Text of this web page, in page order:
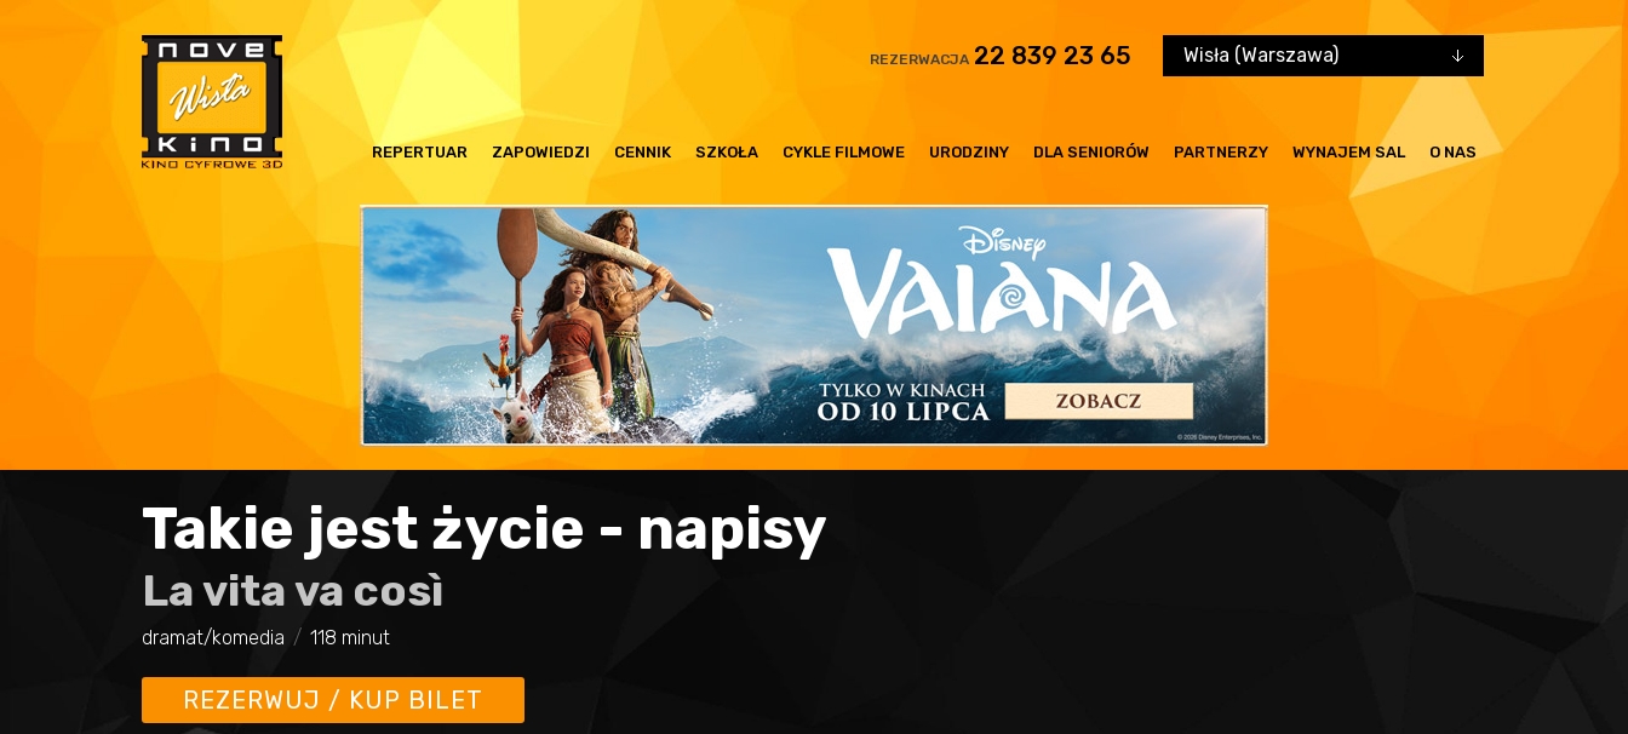
REZERWACJA 22 839 23 65 Wisła (Warszawa)
REPERTUAR ZAPOWIEDZI CENNIK SZKOŁA CYKLE FILMOWE URODZINY DLA SENIORÓW PARTNERZY WYNAJEM SAL O NAS
Takie jest życie - napisy
La vita va così
dramat/komedia 118 minut
REZERWUJ / KUP BILET